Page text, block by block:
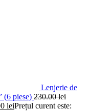
Lenjerie de
(6 piese) 230.00lei
leiPrețul curent este: